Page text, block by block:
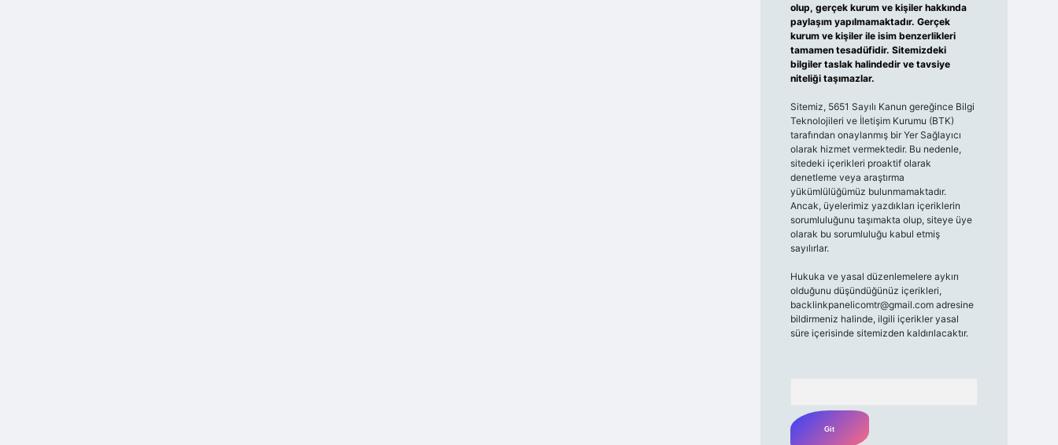
olup, gerçek kurum ve kişiler hakkında
paylaşım yapılmamaktadır. Gerçek
kurum ve kişiler ile isim benzerlikleri
tamamen tesadüfidir. Sitemizdeki
bilgiler taslak halindedir ve tavsiye
niteliği taşımazlar.
Sitemiz, 5651 Sayılı Kanun gereğince Bilgi
Teknolojileri ve İletişim Kurumu (BTK)
tarafından onaylanmış bir Yer Sağlayıcı
olarak hizmet vermektedir. Bu nedenle,
sitedeki içerikleri proaktif olarak
denetleme veya araştırma
yükümlülüğümüz bulunmamaktadır.
Ancak, üyelerimiz yazdıkları içeriklerin
sorumluluğunu taşımakta olup, siteye üye
olarak bu sorumluluğu kabul etmiş
sayılırlar.
Hukuka ve yasal düzenlemelere aykırı
olduğunu düşündüğünüz içerikleri,
backlinkpanelicomtr@gmail.comadresine
bildirmeniz halinde, ilgili içerikler yasal
süre içerisinde sitemizden kaldırılacaktır.